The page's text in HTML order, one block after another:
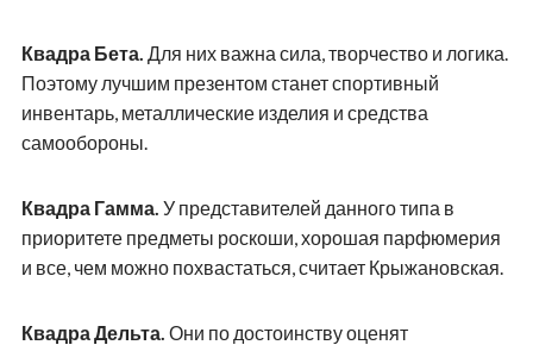
Квадра Бета. Для них важна сила, творчество и логика.
Поэтому лучшим презентом станет спортивный
инвентарь, металлические изделия и средства
самообороны.
Квадра Гамма. У представителей данного типа в
приоритете предметы роскоши, хорошая парфюмерия
и все, чем можно похвастаться, считает Крыжановская.
Квадра Дельта. Они по достоинству оценят